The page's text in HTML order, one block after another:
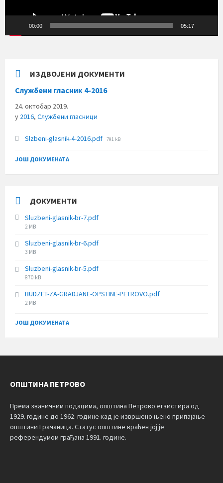
00:00 05:17
ИЗДВОЈЕНИ ДОКУМЕНТИ
Службени гласник 4-2016
24. октобар 2019.
у 2016, Службени гласници
Slzbeni-glasnik-4-2016.pdf File
791 kB
ЈОШ ДОКУМЕНАТА
ДОКУМЕНТИ
Sluzbeni-glasnik-br-7.pdf
File
2 MB
Sluzbeni-glasnik-br-6.pdf
File
3 MB
Sluzbeni-glasnik-br-5.pdf
File
870 kB
BUDZET-ZA-GRADJANE-OPSTINE-PETROVO.pdf
File
2 MB
ЈОШ ДОКУМЕНАТА
ОПШТИНА ПЕТРОВО
Према званичним подацима, општина Петрово егзистира од
1929. године до 1962. године кад је извршено њено припајање
општини Грачаница. Статус општине враћен јој је
референдумом грађана 1991. године.